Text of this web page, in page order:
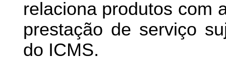
relaciona produtos com
prestação de serviço
do ICMS.